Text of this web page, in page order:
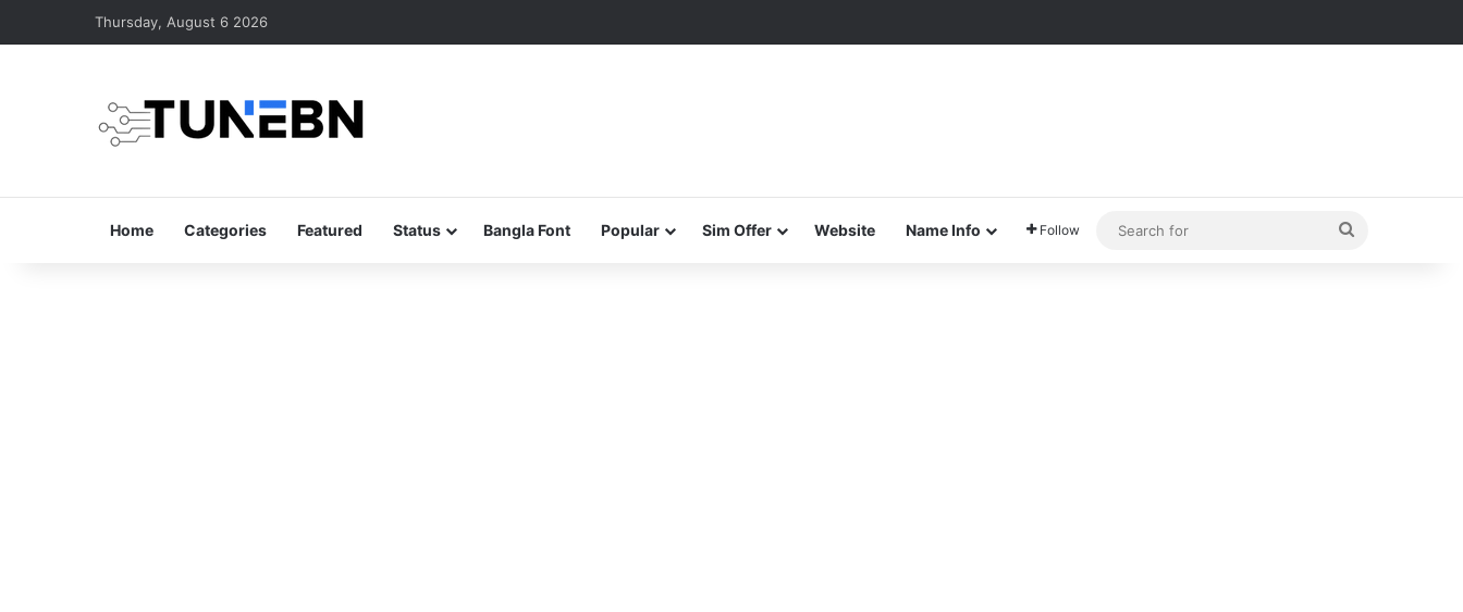
Thursday, August 6 2026
Home Categories Featured Status Bangla Font Popular Sim Offer Website Name Info Follow